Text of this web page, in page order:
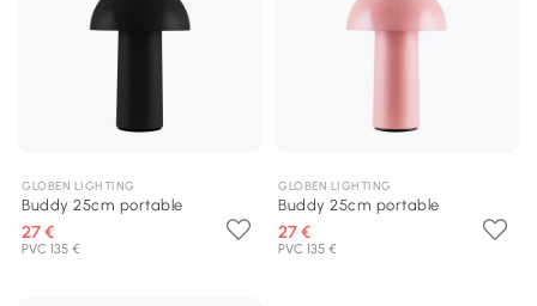
GLOBEN LIGHTING
Buddy 25cm portable
27 €
PVC 135 €
GLOBEN LIGHTING
Buddy 25cm portable
27 €
PVC 135 €